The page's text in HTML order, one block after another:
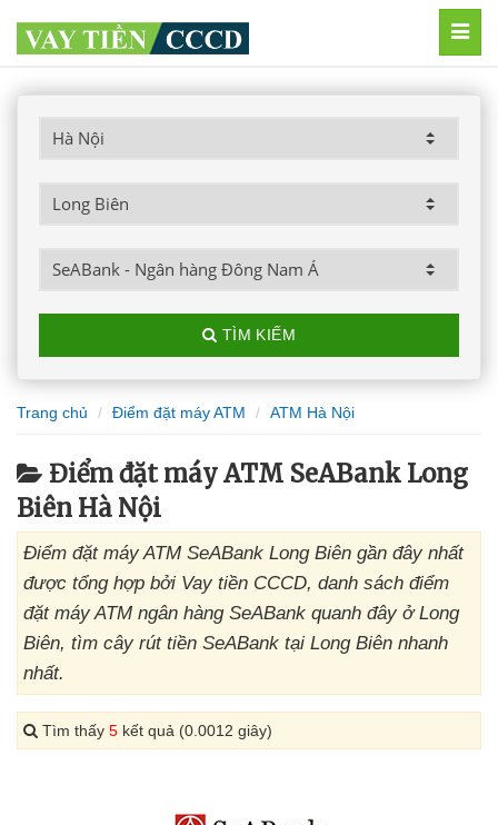
TÌM KIẾM
Trang chủ Điểm đặt máy ATM ATM Hà Nội
Điểm đặt máy ATM SeABank Long
Biên Hà Nội
Điểm đặt máy ATM SeABank Long Biên gần đây nhất
được tổng hợp bởi Vay tiền CCCD, danh sách điểm
đặt máy ATM ngân hàng SeABank quanh đây ở Long
Biên, tìm cây rút tiền SeABank tại Long Biên nhanh
nhất.
Tìm thấy 5 kết quả (0.0012 giây)